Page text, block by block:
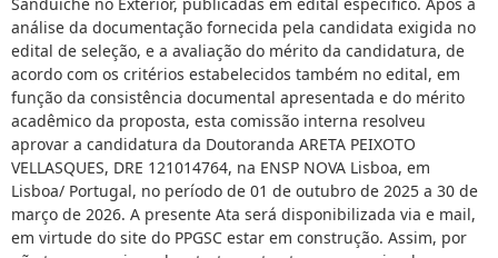
Sanduiche no Exterior, publicadas em edital específico. Após a
análise da documentação fornecida pela candidata exigida no
edital de seleção, e a avaliação do mérito da candidatura, de
acordo com os critérios estabelecidos também no edital, em
função da consistência documental apresentada e do mérito
acadêmico da proposta, esta comissão interna resolveu
aprovar a candidatura da Doutoranda ARETA PEIXOTO
VELLASQUES, DRE 121014764, na ENSP NOVA Lisboa, em
Lisboa/ Portugal, no período de 01 de outubro de 2025 a 30 de
março de 2026. A presente Ata será disponibilizada via e mail,
em virtude do site do PPGSC estar em construção. Assim, por